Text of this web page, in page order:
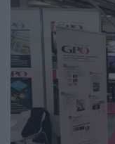
LES GUIDES PRATIQUES
LES BASES DE
L'ESPACE EMPLOI
L'AGENDA
L'ANNUAIRE DES
LES LIVRES BLANCS
LES SUPPLÉMENTS